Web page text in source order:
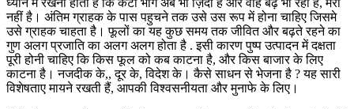
ध्यान में रखना होता है कि कटा भाग अब भी ज़िंदा है और वोह बढ़ भी रहा है, मरा
नहीं है। अंतिम ग्राहक के पास पहुचने तक उसे उस रूप में होना चाहिए जिसमे
उसे ग्राहक चाहता है। फूलों का यह कुछ समय तक जीवित और बढ़ते रहने का
गुण अलग प्रजाति का अलग अलग होता है . इसी कारण पुष्प उत्पादन में दक्षता
पूरी होनी चाहिए कि किस फूल को कब काटना है, और किस बाजार के लिए
काटना है। नजदीक के,, दूर के, विदेश के। कैसे साधन से भेजना है ? यह सारी
विशेषताए मायने रखती हैं, आपकी विश्वसनीयता और मुनाफे के लिए।